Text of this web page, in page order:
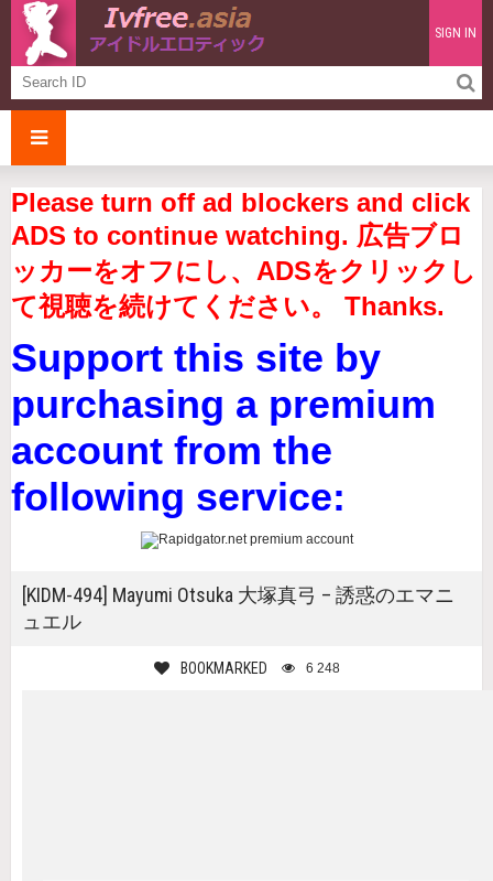
SIGN IN
Please turn off ad blockers and click
ADS to continue watching. 広告ブロ
ッカーをオフにし、ADSをクリックし
て視聴を続けてください。 Thanks.
Support this site by
purchasing a premium
account from the
following service:
[KIDM-494] Mayumi Otsuka 大塚真弓 – 誘惑のエマニ
ュエル
BOOKMARKED 6 248